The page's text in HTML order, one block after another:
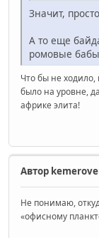
Значит,
А то еще
ромовые
Что бы не ходило,
было на уровне,
африке элита!
Автор
Не понимаю,
«офисному